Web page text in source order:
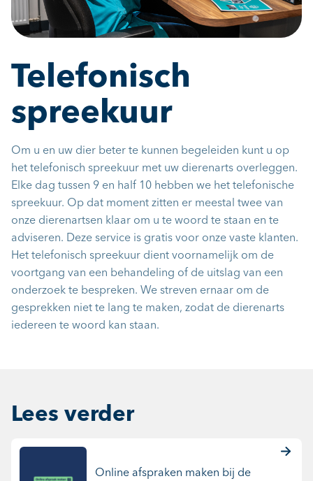
Telefonisch
spreekuur
Om u en uw dier beter te kunnen begeleiden kunt u op
het telefonisch spreekuur met uw dierenarts overleggen.
Elke dag tussen 9 en half 10 hebben we het telefonische
spreekuur. Op dat moment zitten er meestal twee van
onze dierenartsen klaar om u te woord te staan en te
adviseren. Deze service is gratis voor onze vaste klanten.
Het telefonisch spreekuur dient voornamelijk om de
voortgang van een behandeling of de uitslag van een
onderzoek te bespreken. We streven ernaar om de
gesprekken niet te lang te maken, zodat de dierenarts
iedereen te woord kan staan.
Lees verder
Online afspraken maken bij de